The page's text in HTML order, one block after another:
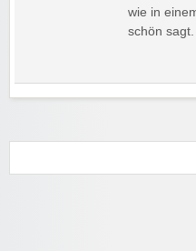
wie in
schön sagt.